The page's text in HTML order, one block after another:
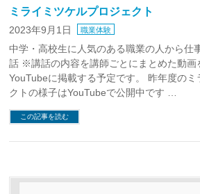
ミライミツケルプロジェクト
2023年9月1日 職業体験
中学・高校生に人気のある職業の人から仕
話 ※講話の内容を講師ごとにまとめた動画
YouTubeに掲載する予定です。 昨年度のミ
クトの様子はYouTubeで公開中です …
この記事を読む